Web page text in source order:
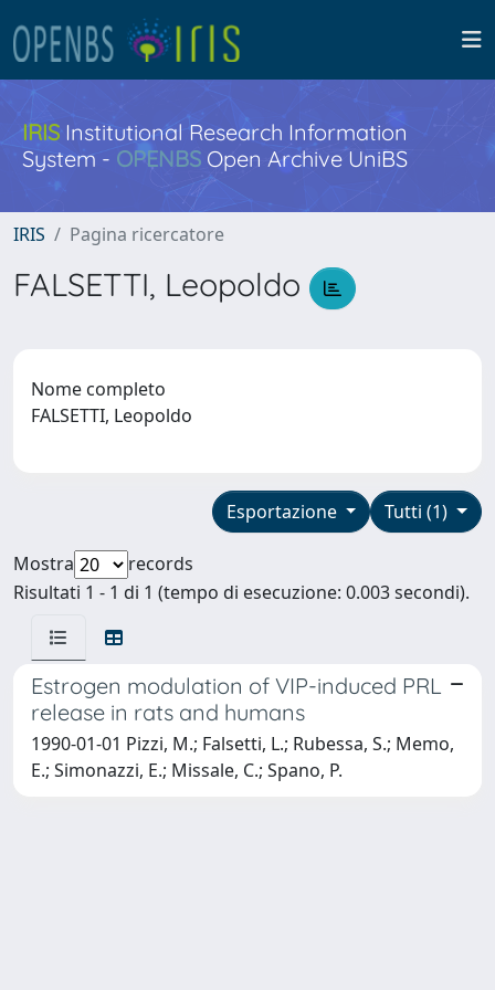
IRISInstitutional Research Information
System - OPENBS Open Archive UniBS
IRIS Pagina ricercatore
FALSETTI, Leopoldo
Nome completo
FALSETTI, Leopoldo
Tutti (1)
Esportazione
Mostra
records
Risultati 1 - 1 di 1 (tempo di esecuzione: 0.003 secondi).
Estrogen modulation of VIP-induced PRL
release in rats and humans
1990-01-01 Pizzi, M.; Falsetti, L.; Rubessa, S.; Memo,
E.; Simonazzi, E.; Missale, C.; Spano, P.